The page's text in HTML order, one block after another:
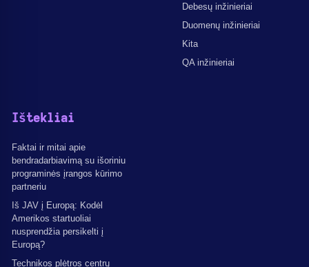
Debesų inžinieriai
Duomenų inžinieriai
Kita
QA inžinieriai
Ištekliai
Faktai ir mitai apie
bendradarbiavimą su išoriniu
programinės įrangos kūrimo
partneriu
Iš JAV į Europą: Kodėl
Amerikos startuoliai
nusprendžia persikelti į
Europą?
Technikos plėtros centrų